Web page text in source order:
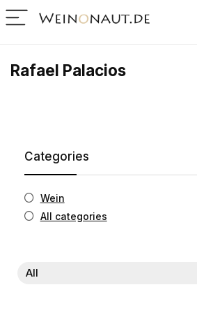
Rafael Palacios
Categories
Wein
All categories
All